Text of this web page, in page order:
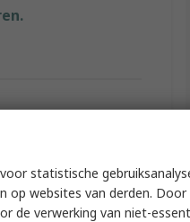
statistische
op websites van derden. Door
de verwerking van niet-